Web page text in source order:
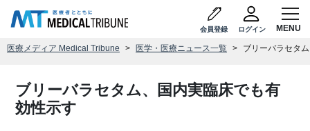
会員登録 ログイン
医療メディア Medical Tribune 医学・医療ニュース一覧 ブリーバラセタ
ブリーバラセタム、国内実臨床でも有
効性示す